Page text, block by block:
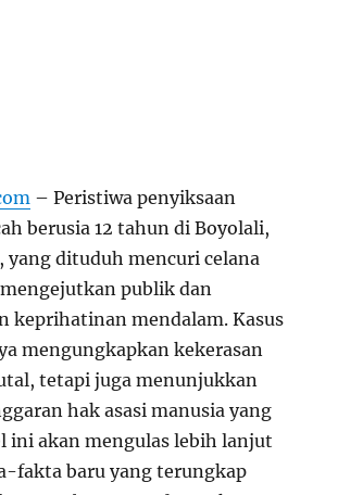
– Peristiwa penyiksaan
berusia 12 tahun di Boyolali,
yang dituduh mencuri celana
publik dan
keprihatinan mendalam. Kasus
mengungkapkan kekerasan
tetapi juga menunjukkan
hak asasi manusia yang
ini akan mengulas lebih lanjut
fakta baru yang terungkap